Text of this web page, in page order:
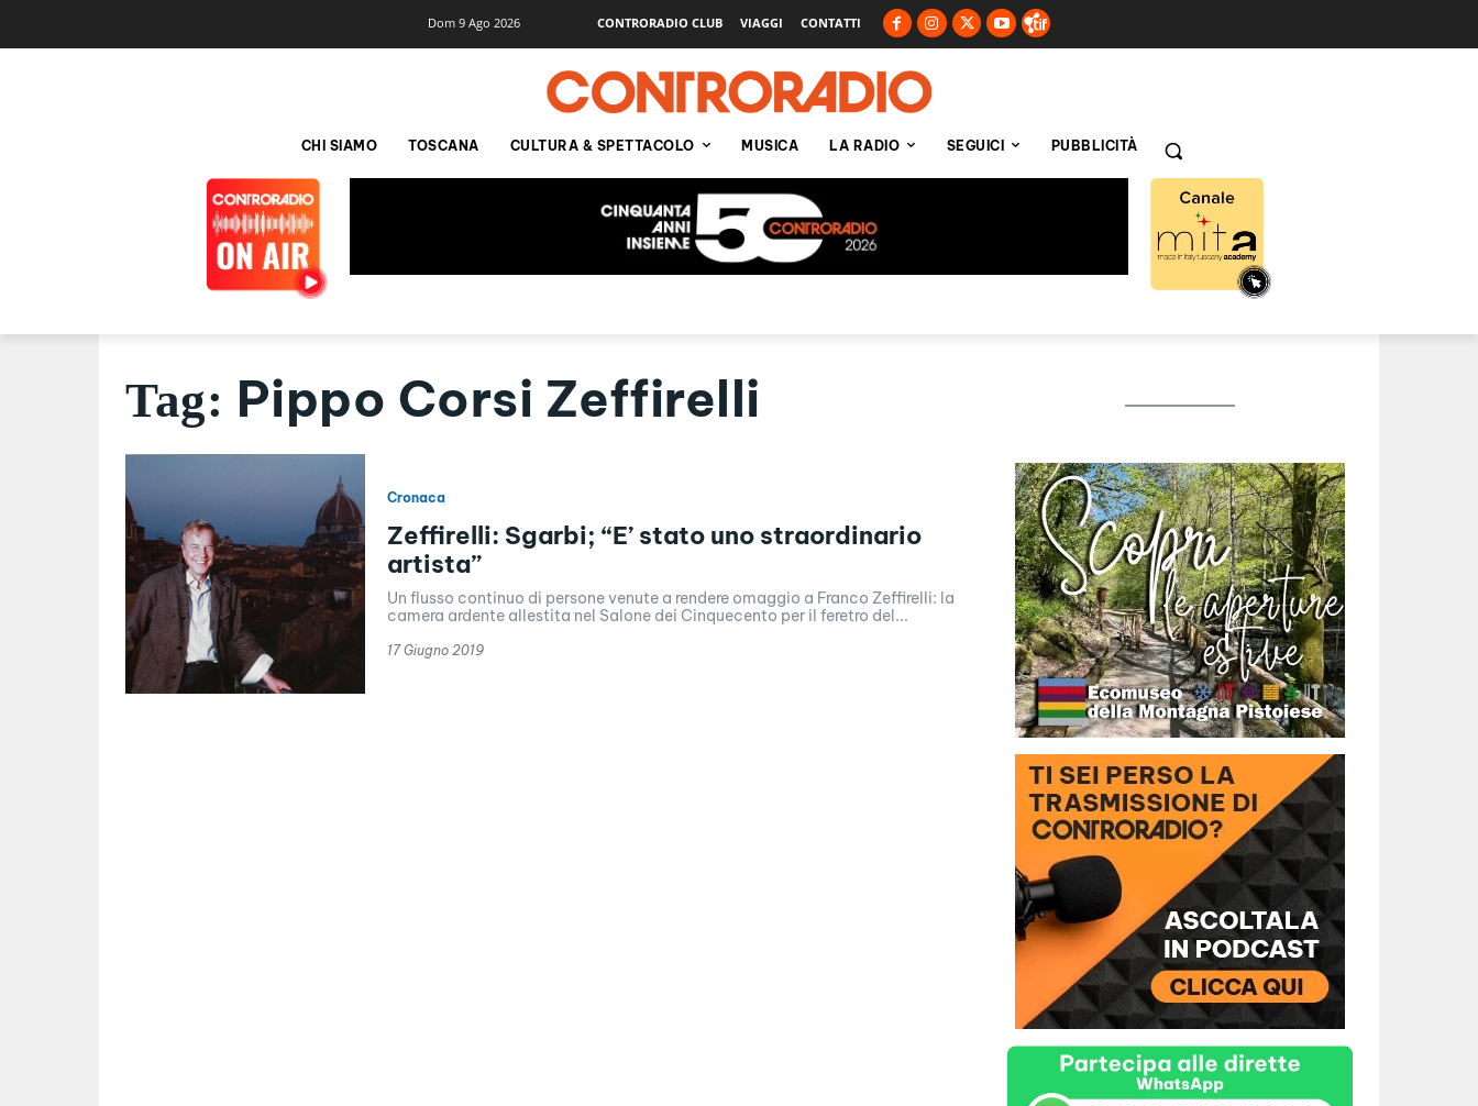
Dom 9 Ago 2026 CONTRORADIO CLUB VIAGGI CONTATTI
CHI SIAMO TOSCANA CULTURA & SPETTACOLO MUSICA LA RADIO SEGUICI PUBBLICITÀ
Tag: Pippo Corsi Zeffirelli
Cronaca
Zeffirelli: Sgarbi; “E’ stato uno straordinario
artista”
Un flusso continuo di persone venute a rendere omaggio a Franco Zeffirelli: la
camera ardente allestita nel Salone dei Cinquecento per il feretro del...
17 Giugno 2019